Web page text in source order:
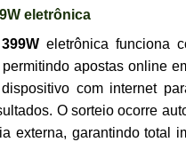
eletrônica
eletrônica funciona
apostas online
com internet
O sorteio ocorre
externa, garantindo total